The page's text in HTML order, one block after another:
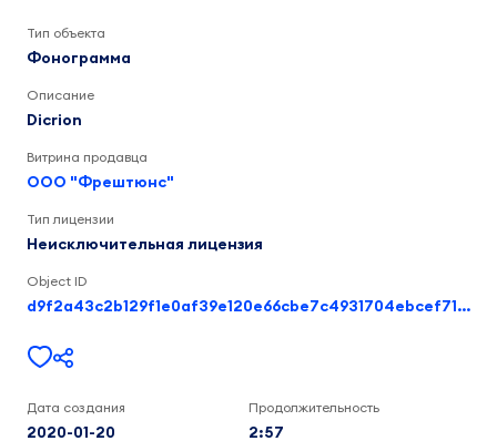
Тип объекта
Фонограмма
Описание
Dicrion
Витрина продавца
ООО "Фрештюнс"
Тип лицензии
Неисключительная лицензия
Object ID
d9f2a43c2b129f1e0af39e120e66cbe7c4931704ebcef715e2a141c4ad23eea6
Дата создания
2020-01-20
Продолжительность
2:57